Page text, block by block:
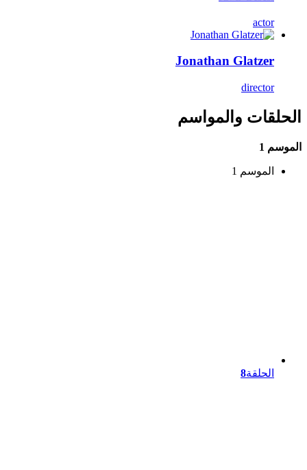
actor
Jonathan Glatzer
director
الحلقات والمواسم
الموسم 1
الموسم 1
الحلقة8